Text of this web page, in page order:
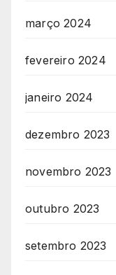
março 2024
fevereiro 2024
janeiro 2024
dezembro 2023
novembro 2023
outubro 2023
setembro 2023